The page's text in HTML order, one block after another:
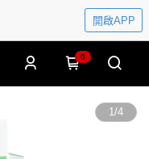
開啟APP
0
1/4